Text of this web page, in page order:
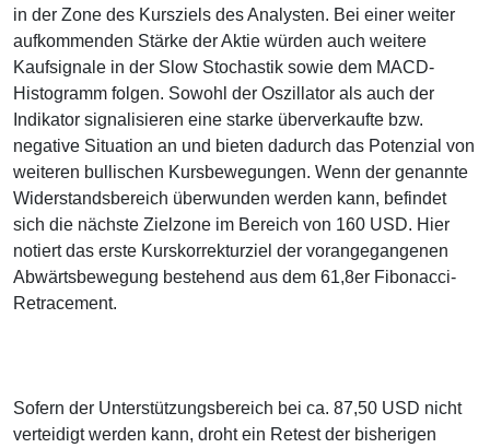
in der Zone des Kursziels des Analysten. Bei einer weiter
aufkommenden Stärke der Aktie würden auch weitere
Kaufsignale in der Slow Stochastik sowie dem MACD-
Histogramm folgen. Sowohl der Oszillator als auch der
Indikator signalisieren eine starke überverkaufte bzw.
negative Situation an und bieten dadurch das Potenzial von
weiteren bullischen Kursbewegungen. Wenn der genannte
Widerstandsbereich überwunden werden kann, befindet
sich die nächste Zielzone im Bereich von 160 USD. Hier
notiert das erste Kurskorrekturziel der vorangegangenen
Abwärtsbewegung bestehend aus dem 61,8er Fibonacci-
Retracement.
Sofern der Unterstützungsbereich bei ca. 87,50 USD nicht
verteidigt werden kann, droht ein Retest der bisherigen